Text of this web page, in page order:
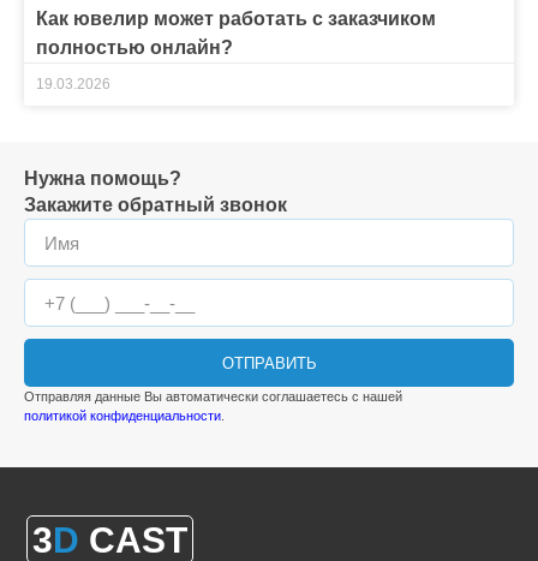
Как ювелир может работать с заказчиком
полностью онлайн?
19.03.2026
Нужна помощь?
Закажите обратный звонок
ОТПРАВИТЬ
Отправляя данные Вы автоматически соглашаетесь с нашей
политикой конфиденциальности
3D CAST